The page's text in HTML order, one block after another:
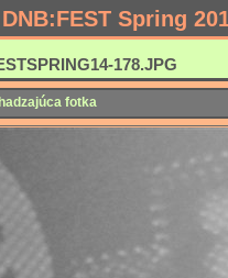
Spring
178.JPG
fotka